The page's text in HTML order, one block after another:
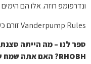
ונדרפומפ רוזה. אלו הם
Vanderpump Rules זורם כעת ב-Peacock.
RHOBH? האם אתה שמח שהתביעה הזו נכשלה?